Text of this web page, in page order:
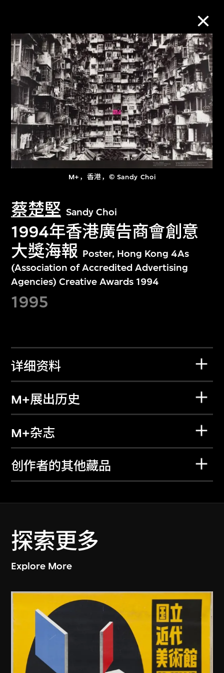
M+，香港，© Sandy Choi
蔡楚堅 Sandy Choi
1994年香港廣告商會創意
大獎海報 Poster, Hong Kong 4As
(Association of Accredited Advertising
Agencies) Creative Awards 1994
1995
详细资料
M+展出历史
M+杂志
创作者的其他藏品
探索更多
Explore More
M+藏品
进一步筛选 搜索
关于M+藏品
文化藏品。